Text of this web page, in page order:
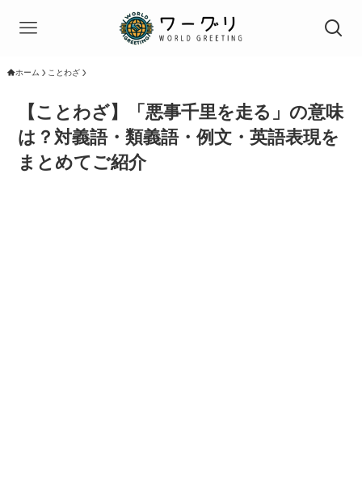
ホーム ことわざ
【ことわざ】「悪事千里を走る」の意味
は？対義語・類義語・例文・英語表現を
まとめてご紹介